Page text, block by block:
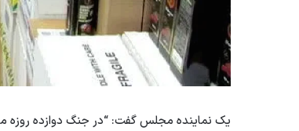
یک نماینده مجلس گفت: “در جنگ دوازده روزه